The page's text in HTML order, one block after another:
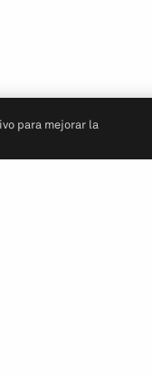
para mejorar la